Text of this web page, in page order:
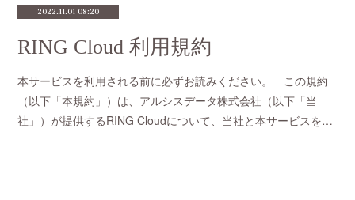
2022.11.01 08:20
RING Cloud 利用規約
本サービスを利用される前に必ずお読みください。 この規約
（以下「本規約」）は、アルシスデータ株式会社（以下「当
社」）が提供するRING Cloudについて、当社と本サービスを…